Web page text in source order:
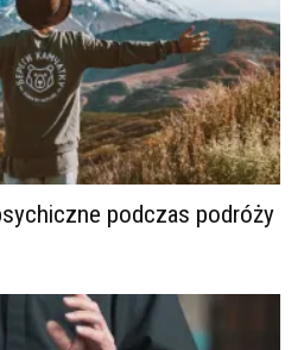
podczas podróży